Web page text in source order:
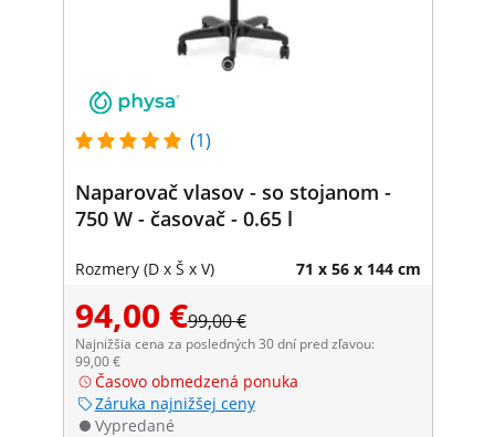
(1)
Naparovač vlasov - so stojanom -
750 W - časovač - 0.65 l
Rozmery (D x Š x V) 71 x 56 x 144 cm
94,00 €99,00 €
Najnižšia cena za posledných 30 dní pred zľavou:
99,00 €
Časovo obmedzená ponuka
Záruka najnižšej ceny
Vypredané